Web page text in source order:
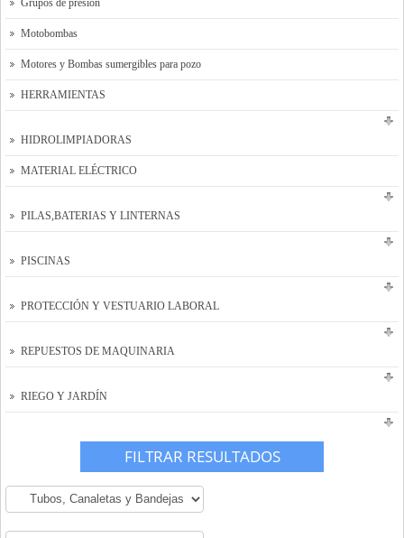
Motobombas
Motores y Bombas sumergibles para pozo
HERRAMIENTAS
HIDROLIMPIADORAS
MATERIAL ELÉCTRICO
PILAS,BATERIAS Y LINTERNAS
PISCINAS
PROTECCIÓN Y VESTUARIO LABORAL
REPUESTOS DE MAQUINARIA
RIEGO Y JARDÍN
FILTRAR RESULTADOS